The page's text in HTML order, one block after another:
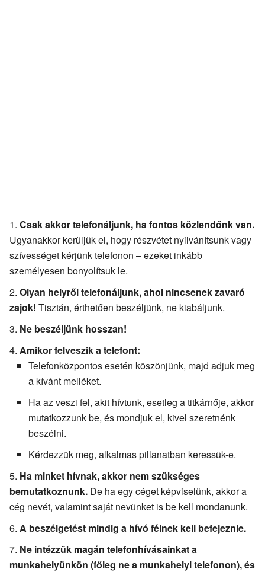
Csak akkor telefonáljunk, ha fontos közlendőnk van.
Ugyanakkor kerüljük el, hogy részvétet nyilvánítsunk vagy
szívességet kérjünk telefonon – ezeket inkább
személyesen bonyolítsuk le.
Olyan helyről telefonáljunk, ahol nincsenek zavaró
zajok! Tisztán, érthetően beszéljünk, ne kiabáljunk.
Ne beszéljünk hosszan!
Amikor felveszik a telefont:
Telefonközpontos esetén köszönjünk, majd adjuk meg
a kívánt melléket.
Ha az veszi fel, akit hívtunk, esetleg a titkárnője, akkor
mutatkozzunk be, és mondjuk el, kivel szeretnénk
beszélni.
Kérdezzük meg, alkalmas pillanatban keressük-e.
Ha minket hívnak, akkor nem szükséges
bemutatkoznunk. De ha egy céget képviselünk, akkor a
cég nevét, valamint saját nevünket is be kell mondanunk.
A beszélgetést mindig a hívó félnek kell befejeznie.
Ne intézzük magán telefonhívásainkat a
munkahelyünkön (főleg ne a munkahelyi telefonon), és